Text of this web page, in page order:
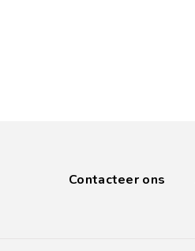
Contacteer ons